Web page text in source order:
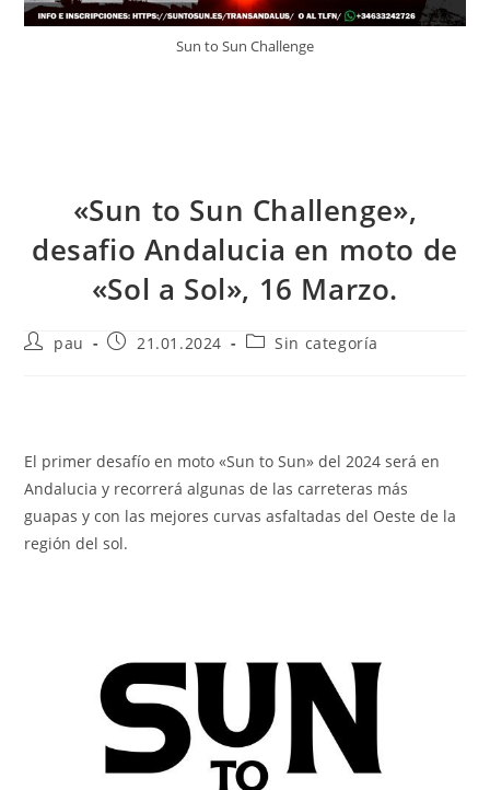
Sun to Sun Challenge
«Sun to Sun Challenge»,
desafio Andalucia en moto de
«Sol a Sol», 16 Marzo.
Autorpau
Publicación
21.01.2024
Categoría
Sin categoría
El primer desafío en moto «Sun to Sun» del 2024 será en
Andalucia y recorrerá algunas de las carreteras más
guapas y con las mejores curvas asfaltadas del Oeste de la
región del sol.